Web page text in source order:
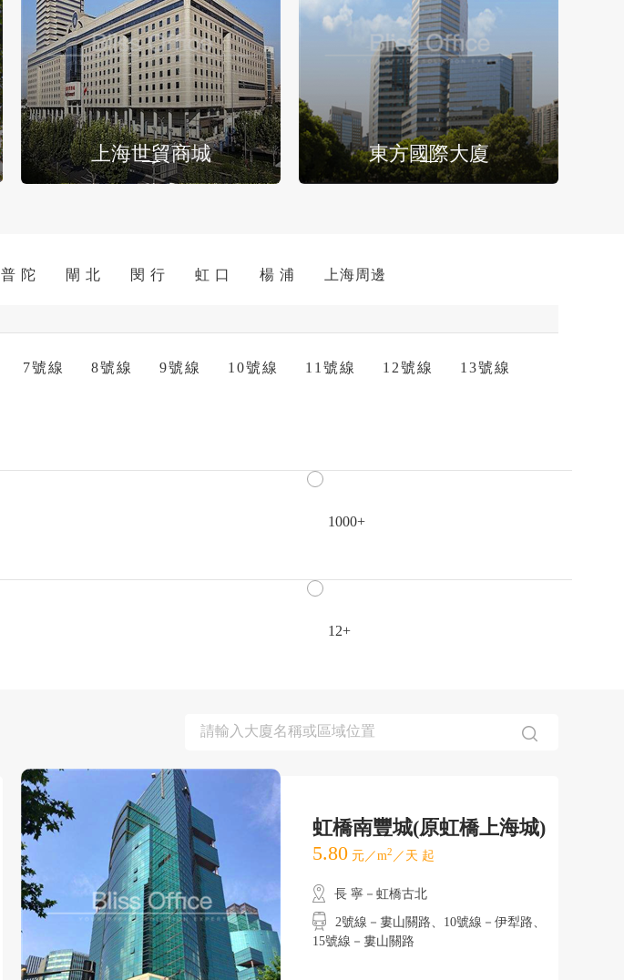
上海世貿商城 東方國際大廈
普 陀 閘 北 閔 行 虹 口 楊 浦 上海周邊
7號線 8號線 9號線 10號線 11號線 12號線 13號線
1000+
12+
虹橋南豐城(原虹橋上海城)
5.80 元／m2 ／天 起
長 寧－虹橋古北
2號線－婁山關路、10號線－伊犁路、
15號線－婁山關路